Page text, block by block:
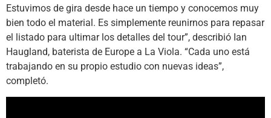
Estuvimos de gira desde hace un tiempo y conocemos muy
bien todo el material. Es simplemente reunirnos para repasar
el listado para ultimar los detalles del tour”, describió Ian
Haugland, baterista de Europe a La Viola. “Cada uno está
trabajando en su propio estudio con nuevas ideas”,
completó.